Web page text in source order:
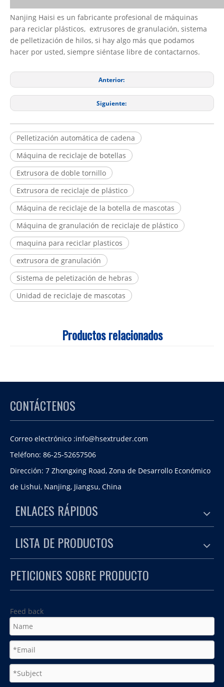
Nanjing Haisi es un fabricante profesional de máquinas
para reciclar plásticos, extrusores de granulación, sistema
de pelletización de hilos, si hay algo más que podamos
hacer por usted, siempre siéntase libre de contactarnos.
Anterior:
Siguiente:
Pelletización automática de cadena
Máquina de reciclaje de botellas
Extrusora de doble tornillo
Extrusora de reciclaje de plástico
Máquina de reciclaje de la botella de mascotas
Máquina de granulación de reciclaje de plástico
maquina para reciclar plasticos
extrusora de granulación
Sistema de peletización de hebras
Unidad de reciclaje de mascotas
Productos relacionados
CONTÁCTENOS
Correo electrónico :info@hsextruder.com
Teléfono: 86-25-52657506
Dirección: 7 Zhongxing Road, Zona de Desarrollo Económico
de Lishui, Nanjing, Jiangsu, China
ENLACES RÁPIDOS
LISTA DE PRODUCTOS
PETICIONES SOBRE PRODUCTO
Feed back